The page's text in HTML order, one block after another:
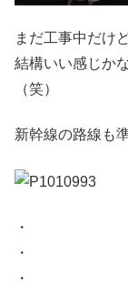
まだ工事中だけ
結構いい感じか
（笑）
新幹線の路線も
・
・
・